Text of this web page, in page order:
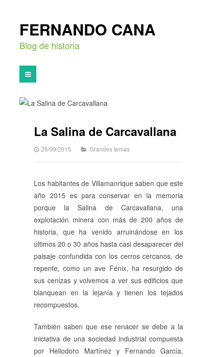
FERNANDO CANA
Blog de historia
La Salina de Carcavallana
26/09/2015 Grandes temas
Los habitantes de Villamanrique saben que este
año 2015 es para conservar en la memoria
porque la Salina de Carcavallana, una
explotación minera con más de 200 años de
historia, que ha venido arruinándose en los
últimos 20 o 30 años hasta casi desaparecer del
paisaje confundida con los cerros cercanos, de
repente, como un ave Fénix, ha resurgido de
sus cenizas y volvemos a ver sus edificios que
blanquean en la lejanía y tienen los tejados
recompuestos.
También saben que ese renacer se debe a la
iniciativa de una sociedad industrial compuesta
por Heliodoro Martínez y Fernando García,